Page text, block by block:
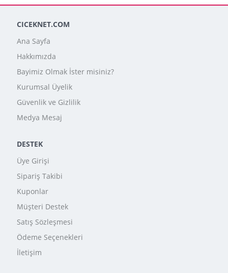
CICEKNET.COM
Ana Sayfa
Hakkımızda
Bayimiz Olmak İster misiniz?
Kurumsal Üyelik
Güvenlik ve Gizlilik
Medya Mesaj
DESTEK
Üye Girişi
Sipariş Takibi
Kuponlar
Müşteri Destek
Satış Sözleşmesi
Ödeme Seçenekleri
İletişim